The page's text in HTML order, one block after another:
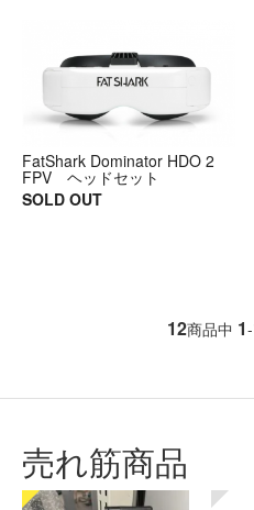
FatShark Dominator HDO 2
FPV ヘッドセット
SOLD OUT
12商品中 1-
売れ筋商品